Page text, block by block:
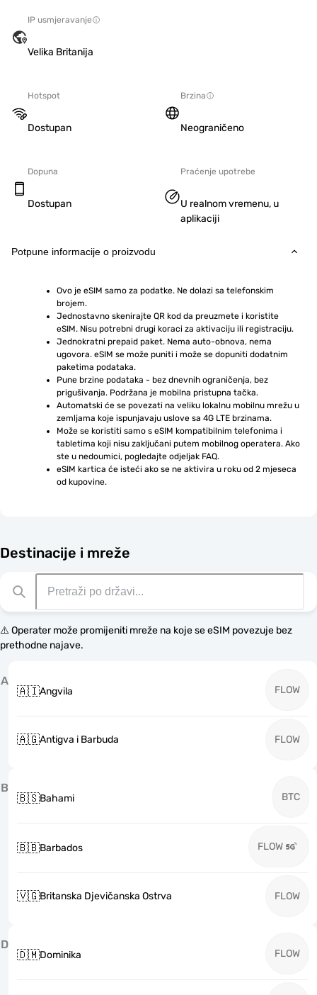
IP usmjeravanje
Velika Britanija
Hotspot
Dostupan
Brzina
Neograničeno
Dopuna
Dostupan
Praćenje upotrebe
U realnom vremenu, u
aplikaciji
Potpune informacije o proizvodu
Ovo je eSIM samo za podatke. Ne dolazi sa telefonskim
brojem.
Jednostavno skenirajte QR kod da preuzmete i koristite
eSIM. Nisu potrebni drugi koraci za aktivaciju ili registraciju.
Jednokratni prepaid paket. Nema auto-obnova, nema
ugovora. eSIM se može puniti i može se dopuniti dodatnim
paketima podataka.
Pune brzine podataka - bez dnevnih ograničenja, bez
prigušivanja. Podržana je mobilna pristupna tačka.
Automatski će se povezati na veliku lokalnu mobilnu mrežu u
zemljama koje ispunjavaju uslove sa 4G LTE brzinama.
Može se koristiti samo s eSIM kompatibilnim telefonima i
tabletima koji nisu zaključani putem mobilnog operatera. Ako
ste u nedoumici, pogledajte odjeljak FAQ.
eSIM kartica će isteći ako se ne aktivira u roku od 2 mjeseca
od kupovine.
Destinacije i mreže
⚠️ Operater može promijeniti mreže na koje se eSIM povezuje bez
prethodne najave.
A
🇦🇮Angvila FLOW
🇦🇬Antigva i Barbuda FLOW
B
🇧🇸Bahami BTC
🇧🇧Barbados FLOW
🇻🇬Britanska Djevičanska Ostrva FLOW
D
🇩🇲Dominika FLOW